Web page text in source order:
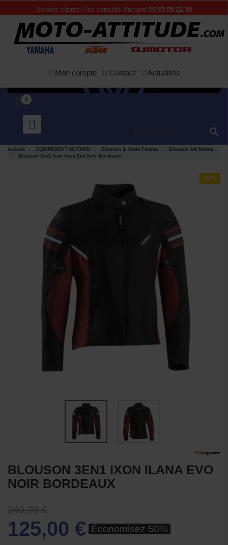
Service clients : les conseils d'un pro 04.93.09.22.39
Mon compte Contact Actualités
0

Accueil EQUIPEMENT MOTARD Blouson & Veste Femme
Blouson été femme
Blouson 3en1 Ixon Ilana Evo Noir Bordeaux
-50%
BLOUSON 3EN1 IXON ILANA EVO
NOIR BORDEAUX
249,99 €
125,00 € Économisez 50%